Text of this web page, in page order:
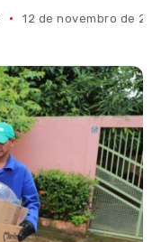
12 de novembro de